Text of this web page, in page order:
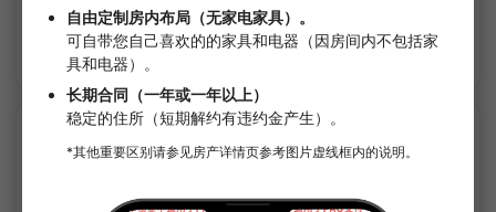
附家具家電 無押金
確認詳細內容
APARTMENT